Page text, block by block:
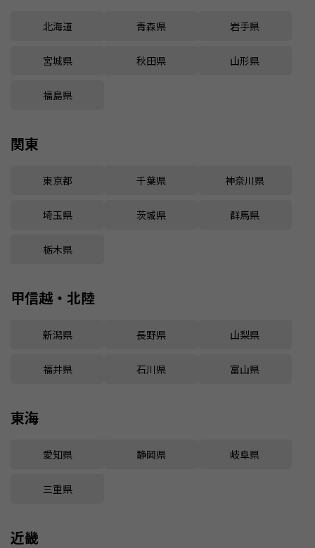
北海道 青森県 岩手県
宮城県 秋田県 山形県
福島県
関東
東京都 千葉県 神奈川県
埼玉県 茨城県 群馬県
栃木県
甲信越・北陸
新潟県 長野県 山梨県
福井県 石川県 富山県
東海
愛知県 静岡県 岐阜県
三重県
近畿